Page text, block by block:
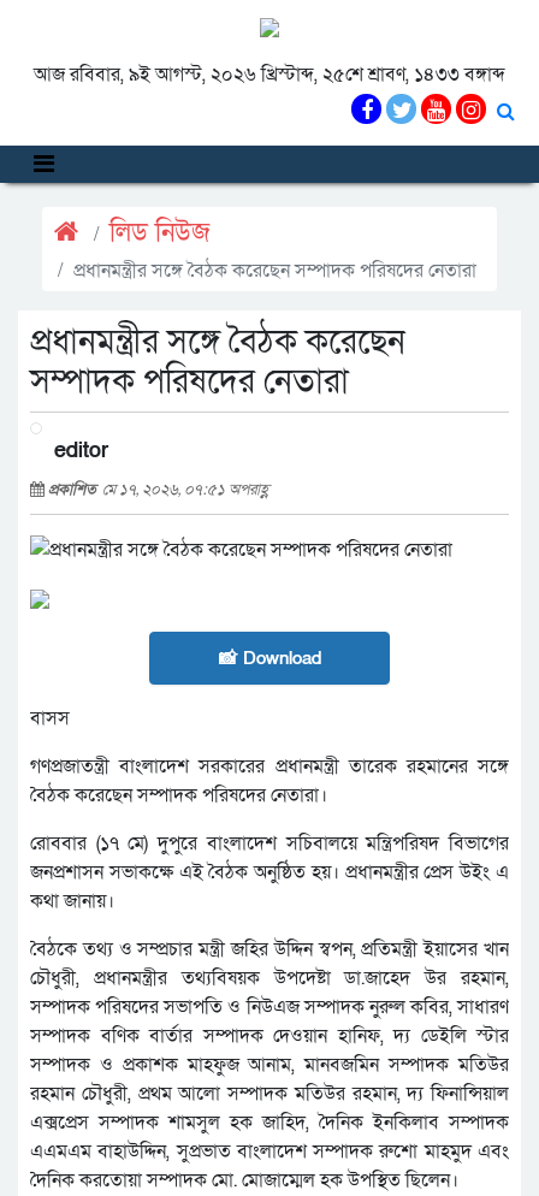
আজ রবিবার, ৯ই আগস্ট, ২০২৬ খ্রিস্টাব্দ, ২৫শে শ্রাবণ, ১৪৩৩ বঙ্গাব্দ
লিড নিউজ
প্রধানমন্ত্রীর সঙ্গে বৈঠক করেছেন সম্পাদক পরিষদের নেতারা
প্রধানমন্ত্রীর সঙ্গে বৈঠক করেছেন
সম্পাদক পরিষদের নেতারা
editor
প্রকাশিত মে ১৭, ২০২৬, ০৭:৫১ অপরাহ্ণ
📸 Download
বাসস
গণপ্রজাতন্ত্রী বাংলাদেশ সরকারের প্রধানমন্ত্রী তারেক রহমানের সঙ্গে
বৈঠক করেছেন সম্পাদক পরিষদের নেতারা।
রোববার (১৭ মে) দুপুরে বাংলাদেশ সচিবালয়ে মন্ত্রিপরিষদ বিভাগের
জনপ্রশাসন সভাকক্ষে এই বৈঠক অনুষ্ঠিত হয়। প্রধানমন্ত্রীর প্রেস উইং এ
কথা জানায়।
বৈঠকে তথ্য ও সম্প্রচার মন্ত্রী জহির উদ্দিন স্বপন, প্রতিমন্ত্রী ইয়াসের খান
চৌধুরী, প্রধানমন্ত্রীর তথ্যবিষয়ক উপদেষ্টা ডা.জাহেদ উর রহমান,
সম্পাদক পরিষদের সভাপতি ও নিউএজ সম্পাদক নুরুল কবির, সাধারণ
সম্পাদক বণিক বার্তার সম্পাদক দেওয়ান হানিফ, দ্য ডেইলি স্টার
সম্পাদক ও প্রকাশক মাহফুজ আনাম, মানবজমিন সম্পাদক মতিউর
রহমান চৌধুরী, প্রথম আলো সম্পাদক মতিউর রহমান, দ্য ফিনান্সিয়াল
এক্সপ্রেস সম্পাদক শামসুল হক জাহিদ, দৈনিক ইনকিলাব সম্পাদক
এএমএম বাহাউদ্দিন, সুপ্রভাত বাংলাদেশ সম্পাদক রুশো মাহমুদ এবং
দৈনিক করতোয়া সম্পাদক মো. মোজাম্মেল হক উপস্থিত ছিলেন।